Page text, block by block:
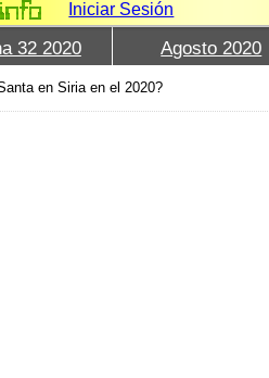
Iniciar Sesión
32 2020 Agosto 2020
en Siria en el 2020?